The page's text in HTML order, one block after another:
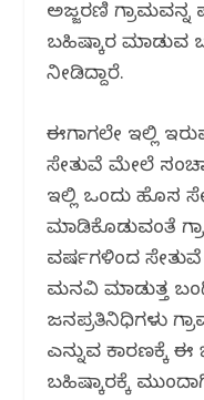
ಅಜ್ಜರಣಿ ಗ್ರಾಮವನ್ನ
ಬಹಿಷ್ಕಾರ ಮಾಡುವ
ನೀಡಿದ್ದಾರೆ.
ಈಗಾಗಲೇ ಇಲ್ಲಿ
ಸೇತುವೆ ಮೇಲೆ
ಇಲ್ಲಿ ಒಂದು ಹೊಸ
ಮಾಡಿಕೊಡುವಂತೆ
ವರ್ಷಗಳಿಂದ
ಮನವಿ ಮಾಡುತ್ತ
ಜನಪ್ರತಿನಿಧಿಗಳು
ಎನ್ನುವ ಕಾರಣಕ್ಕೆ ಈ
ಬಹಿಷ್ಕಾರಕ್ಕೆ